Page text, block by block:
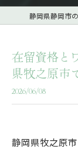
在留資格と
県牧之原市
2026/06/08
静岡県牧之原